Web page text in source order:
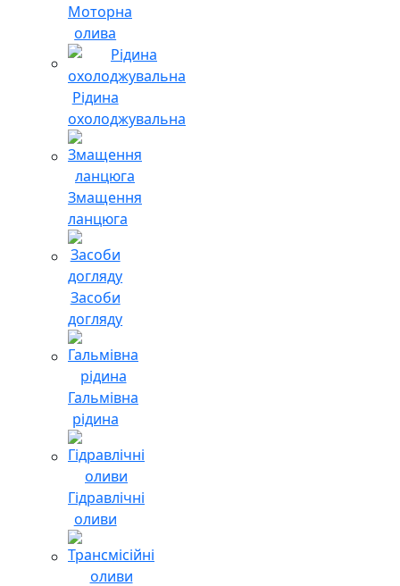
Моторна
олива
Рідина
охолоджувальна
Змащення
ланцюга
Засоби
догляду
Гальмівна
рідина
Гідравлічні
оливи